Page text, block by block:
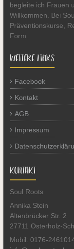
begleite ich Frauen
Willkommen. Bei
Präventionskurse,
Form.
WEITERE LINKS
Facebook
Kontakt
AGB
Impressum
KONTAKT
Soul Roots
Annika Stein
Altenbrücker Str. 2
27711 Osterholz-
Mobil: 0176-